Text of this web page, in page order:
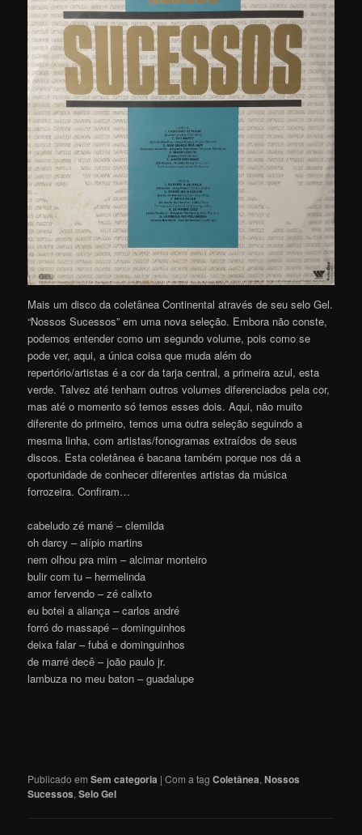
Mais um disco da coletânea Continental através de seu selo Gel.
“Nossos Sucessos” em uma nova seleção. Embora não conste,
podemos entender como um segundo volume, pois como se
pode ver, aqui, a única coisa que muda além do
repertório/artistas é a cor da tarja central, a primeira azul, esta
verde. Talvez até tenham outros volumes diferenciados pela cor,
mas até o momento só temos esses dois. Aqui, não muito
diferente do primeiro, temos uma outra seleção seguindo a
mesma linha, com artistas/fonogramas extraídos de seus
discos. Esta coletânea é bacana também porque nos dá a
oportunidade de conhecer diferentes artistas da música
forrozeira. Confiram…
cabeludo zé mané – clemilda
oh darcy – alípio martins
nem olhou pra mim – alcimar monteiro
bulir com tu – hermelinda
amor fervendo – zé calixto
eu botei a aliança – carlos andré
forró do massapé – dominguinhos
deixa falar – fubá e dominguinhos
de marré decê – joão paulo jr.
lambuza no meu baton – guadalupe
Publicado em Sem categoria |Com a tagColetânea,Nossos
Sucessos,Selo Gel